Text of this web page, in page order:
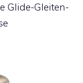
Glide-Gleiten-